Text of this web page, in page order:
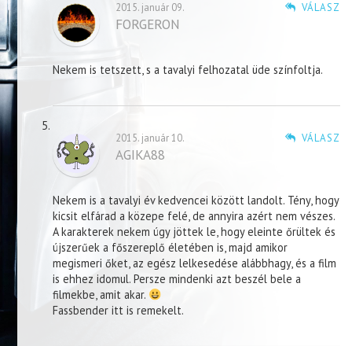
VÁLASZ
2015. január 09.
FORGERON
Nekem is tetszett, s a tavalyi felhozatal üde színfoltja.
VÁLASZ
2015. január 10.
AGIKA88
Nekem is a tavalyi év kedvencei között landolt. Tény, hogy
kicsit elfárad a közepe felé, de annyira azért nem vészes.
A karakterek nekem úgy jöttek le, hogy eleinte őrültek és
újszerűek a főszereplő életében is, majd amikor
megismeri őket, az egész lelkesedése alábbhagy, és a film
is ehhez idomul. Persze mindenki azt beszél bele a
filmekbe, amit akar.
Fassbender itt is remekelt.